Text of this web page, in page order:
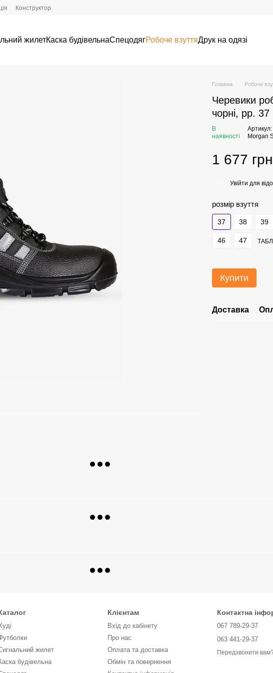
Конструктор
жилетКаска будівельнаСпецодягРобоче взуттяДрук на одязі
Головна Робоче
Черевики
чорні, рр. 37
В
наявності
Morgan
1 677 грн
Увійти для
розмір взуття
37 38 39
46 47
Купити
Доставка
жилет
будівельна
Клієнтам
Вхід до кабінету
Про нас
Оплата та доставка
Обмін та повернення
Контактна
067 789-29-37
063 441-29-37
Передзвонити